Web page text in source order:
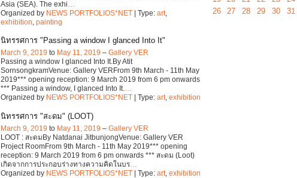
Asia (SEA). The exhi
Organized by NEWS PORTFOLIOS*NET | Type: art
exhibition painting
นิทรรศการ "Passing a window I glanced Into It"
March 9, 2019 to May 11, 2019 – Gallery VER
Passing a window I glanced Into It.By Atit
SornsongkramVenue: Gallery VERFrom 9th March - 11th May
2019*** opening reception: 9 March 2019 from 6 pm onwards
*** Passing a window, I glanced Into It.…
Organized by NEWS PORTFOLIOS*NET | Type: art, exhibition
นิทรรศการ "สะดม" (LOOT)
March 9, 2019 to May 11, 2019 – Gallery VER
LOOT : สะดมBy Natdanai JitbunjongVenue: Gallery VER
Project RoomFrom 9th March - 11th May 2019*** opening
reception: 9 March 2019 from 6 pm onwards *** สะดม (Loot)
เกิดจากการประกอบร่างทางความคิดในบร…
Organized by NEWS PORTFOLIOS*NET | Type: art, exhibition
26
27 28 29 30 31